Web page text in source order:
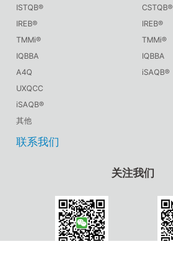
ISTQB®
IREB®
TMMi®
IQBBA
A4Q
UXQCC
iSAQB®
其他
CSTQB®
IREB®
TMMi®
IQBBA
iSAQB®
联系我们
关注我们